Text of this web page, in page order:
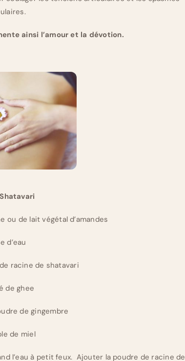
ainsi l’amour et la dévotion.
ou de lait végétal d’amandes
d’eau
racine de shatavari
de ghee
de gingembre
de miel
l’eau à petit feux. Ajouter la poudre de racine de